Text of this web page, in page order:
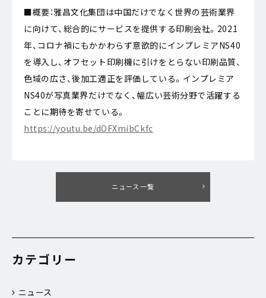
■概要：雅昌文化集団は中国だけでなく世界の芸術業界
に向けて、総合的にサービスを提供する印刷会社。2021
年、コロナ禍にもかかわらず意欲的にインプレミアNS40
を導入し、オフセット印刷機に引けをとらない印刷品質、
色域の広さ、後加工適正を評価している。インプレミア
NS40が写真業界だけでなく、幅広い芸術分野で活躍する
ことに期待を寄せている。
https://youtu.be/dOFXmibCkfc
ニュース一覧
カテゴリー
ニュース